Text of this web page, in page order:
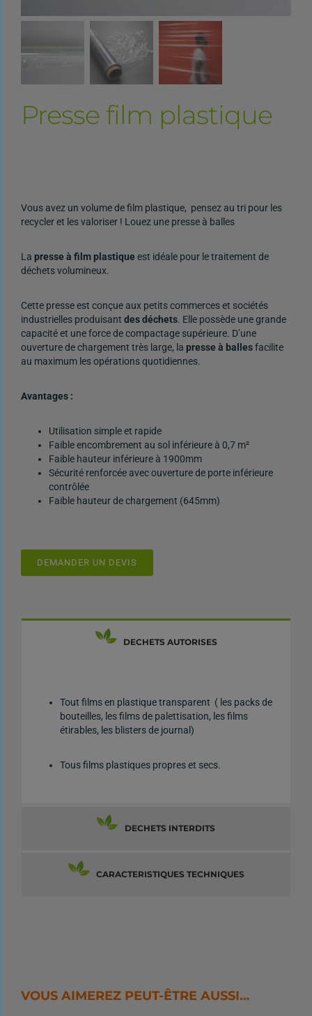
Presse film plastique
Vous avez un volume de film plastique, pensez au tri pour les
recycler et les valoriser ! Louez une presse à balles
La presse à film plastique est idéale pour le traitement de
déchets volumineux.
Cette presse est conçue aux petits commerces et sociétés
industrielles produisant des déchets. Elle possède une grande
capacité et une force de compactage supérieure. D’une
ouverture de chargement très large, la presse à ballesfacilite
au maximum les opérations quotidiennes.
Avantages :
Utilisation simple et rapide
Faible encombrement au sol inférieure à 0,7 m²
Faible hauteur inférieure à 1900mm
Sécurité renforcée avec ouverture de porte inférieure
contrôlée
Faible hauteur de chargement (645mm)
DEMANDER UN DEVIS
DECHETS AUTORISES
Tout films en plastique transparent ( les packs de
bouteilles, les films de palettisation, les films
étirables, les blisters de journal)
Tous films plastiques propres et secs.
DECHETS INTERDITS
CARACTERISTIQUES TECHNIQUES
VOUS AIMEREZ PEUT-ÊTRE AUSSI…